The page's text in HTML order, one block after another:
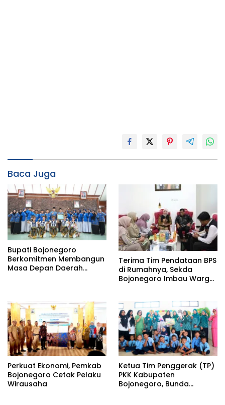
Baca Juga
Bupati Bojonegoro
Berkomitmen Membangun
Masa Depan Daerah
serta Perlindungan dan
Pemenuhan Hak Anak
Terima Tim Pendataan BPS
di Rumahnya, Sekda
Bojonegoro Imbau Warga
Perkuat Ekonomi, Pemkab
Bojonegoro Cetak Pelaku
Wirausaha
Ketua Tim Penggerak (TP)
PKK Kabupaten
Bojonegoro, Bunda